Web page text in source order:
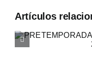
Artículos